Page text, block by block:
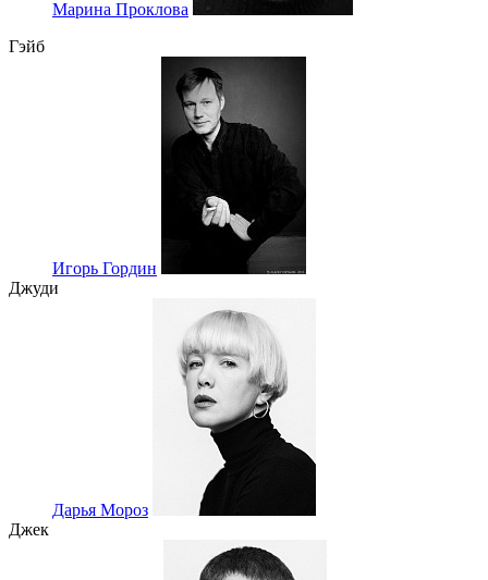
Марина Проклова
Гэйб
Игорь Гордин
Джуди
Дарья Мороз
Джек